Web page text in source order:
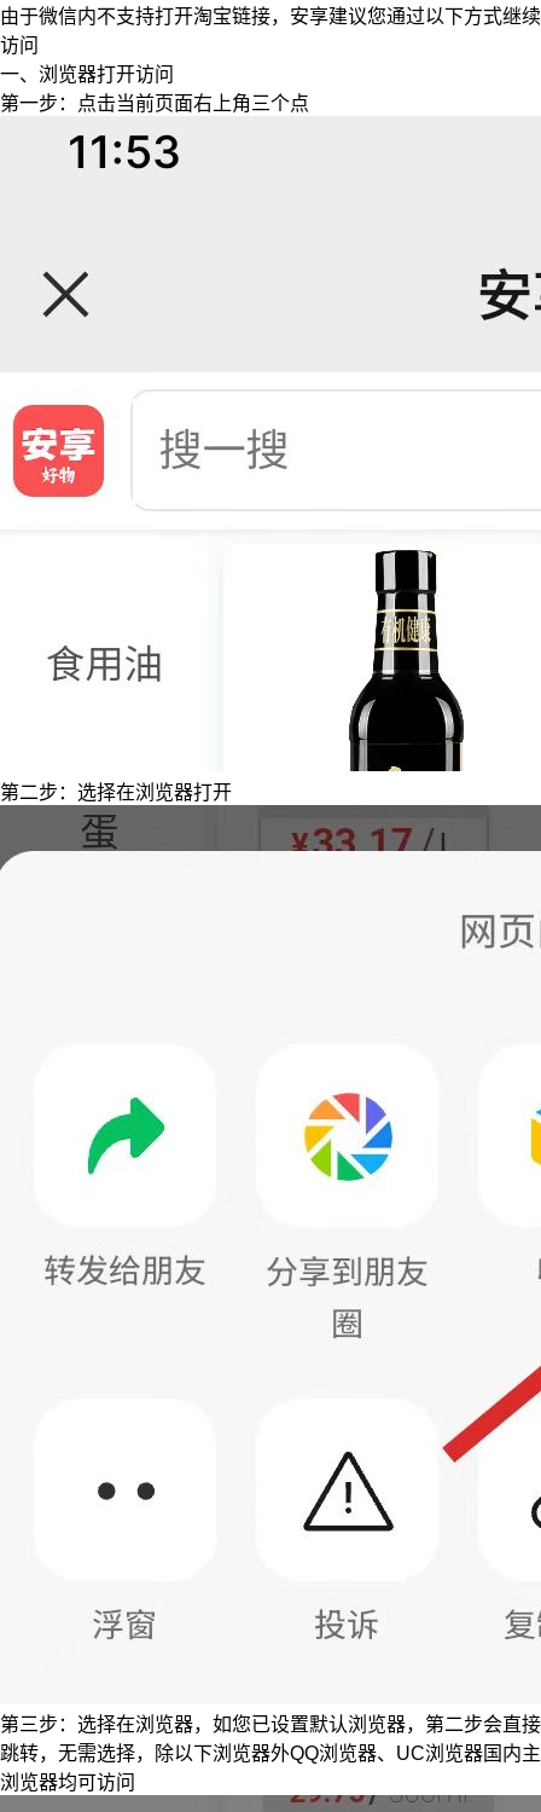
由于微信内不支持打开淘宝链接，安享建议您通过以下方式继续
访问
一、浏览器打开访问
第一步：点击当前页面右上角三个点
第二步：选择在浏览器打开
第三步：选择在浏览器，如您已设置默认浏览器，第二步会直接
跳转，无需选择，除以下浏览器外QQ浏览器、UC浏览器国内主
浏览器均可访问